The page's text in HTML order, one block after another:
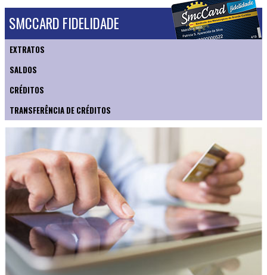
SMCCARD FIDELIDADE
EXTRATOS
SALDOS
CRÉDITOS
TRANSFERÊNCIA DE CRÉDITOS